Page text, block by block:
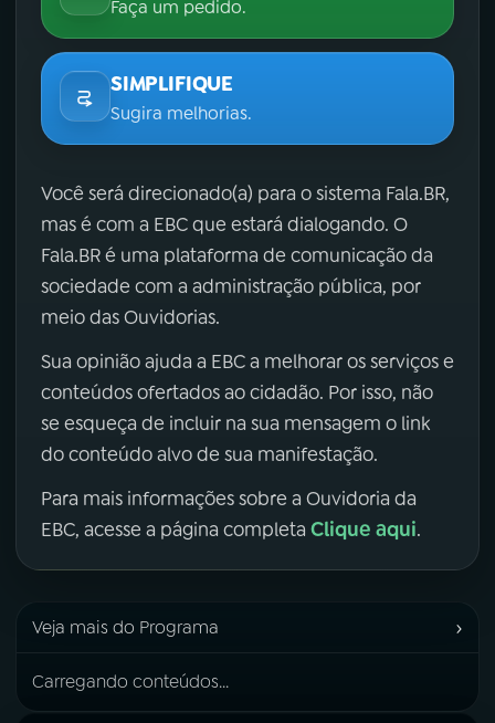
Faça um pedido.
SIMPLIFIQUE
Sugira melhorias.
Você será direcionado(a) para o sistema Fala.BR,
mas é com a EBC que estará dialogando. O
Fala.BR é uma plataforma de comunicação da
sociedade com a administração pública, por
meio das Ouvidorias.
Sua opinião ajuda a EBC a melhorar os serviços e
conteúdos ofertados ao cidadão. Por isso, não
se esqueça de incluir na sua mensagem o link
do conteúdo alvo de sua manifestação.
Para mais informações sobre a Ouvidoria da
EBC, acesse a página completa Clique aqui.
Veja mais do Programa ›
Carregando conteúdos...